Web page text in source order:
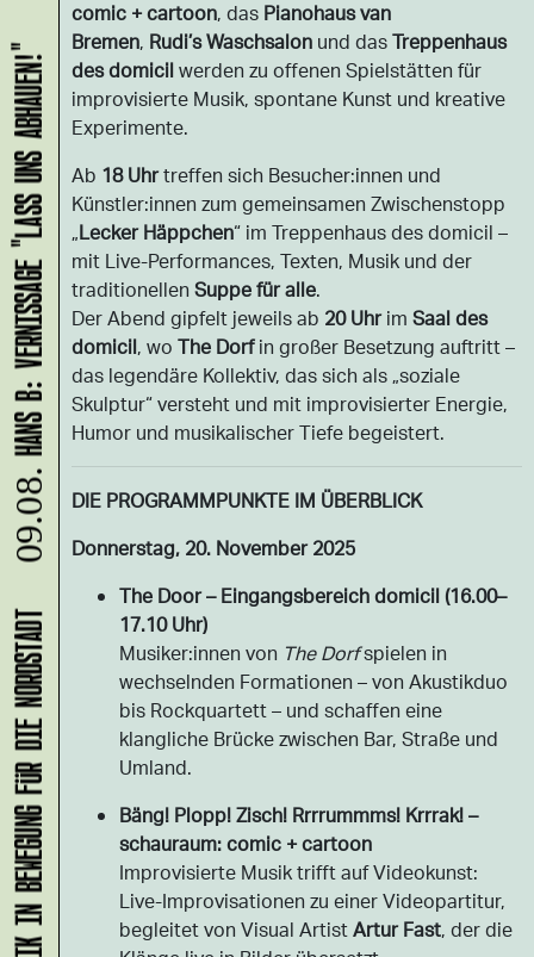
comic + cartoon, das Pianohaus van
Bremen, Rudi’s Waschsalon und dasTreppenhaus
des domicilwerden zu offenen Spielstätten für
improvisierte Musik, spontane Kunst und kreative
Experimente.
Ab 18 Uhrtreffen sich Besucher:innen und
Künstler:innen zum gemeinsamen Zwischenstopp
„Lecker Häppchen“ im Treppenhaus des domicil –
mit Live-Performances, Texten, Musik und der
traditionellen Suppe für alle.
Der Abend gipfelt jeweils ab 20 Uhrim Saal des
domicil, wo The Dorfin großer Besetzung auftritt –
das legendäre Kollektiv, das sich als „soziale
Skulptur“ versteht und mit improvisierter Energie,
Humor und musikalischer Tiefe begeistert.
DIE PROGRAMMPUNKTE IM ÜBERBLICK
Donnerstag, 20. November 2025
The Door – Eingangsbereich domicil (16.00–
17.10 Uhr)
Musiker:innen von The Dorfspielen in
wechselnden Formationen – von Akustikduo
bis Rockquartett – und schaffen eine
klangliche Brücke zwischen Bar, Straße und
Umland.
Bäng! Plopp! Zisch! Rrrrummms! Krrrak! –
schauraum: comic + cartoon
Improvisierte Musik trifft auf Videokunst:
Live-Improvisationen zu einer Videopartitur,
begleitet von Visual ArtistArtur Fast, der die
09.08.
HANS B: VERNISSAGE "LASS UNS ABHAUEN!"